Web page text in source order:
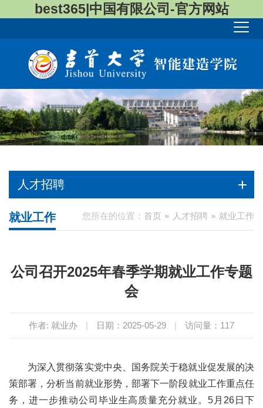
best365|中国有限公司-官方网站
人才招聘
您所在的位置： 首页 人才招聘 就业工作
就业工作
公司召开2025年春季学期就业工作专题
会
作者: 就业办 | 日期：2025-05-29 | 访问量： 117
为深入贯彻落实党中央、国务院关于稳就业促发展的决
策部署，分析当前就业形势，部署下一阶段就业工作重点任
务，进一步推动公司毕业生高质量充分就业。5月26日下